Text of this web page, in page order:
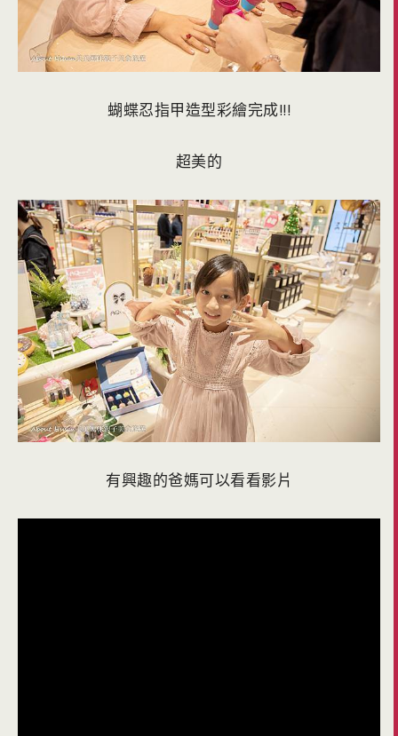
蝴蝶忍指甲造型彩繪完成!!!
超美的
有興趣的爸媽可以看看影片